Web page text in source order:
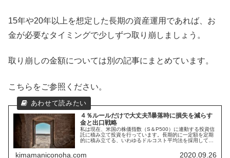
15年や20年以上を想定した長期の資産運用であれば、お
金が必要なタイミングで少しずつ取り崩しましょう。
取り崩しの金額については別の記事にまとめています。
こちらをご参照ください。
４％ルールだけで大丈夫⁈暴落時に損失を減らす
金と出口戦略
私は現在、米国の株価指数（S＆P500）に連動する投資信
託に積み立て投資を行っています。長期的に一定額を定期
的に積み立てる、いわゆるドルコスト平均法を採用してい
kimamaniconoha.com 2020.09.26